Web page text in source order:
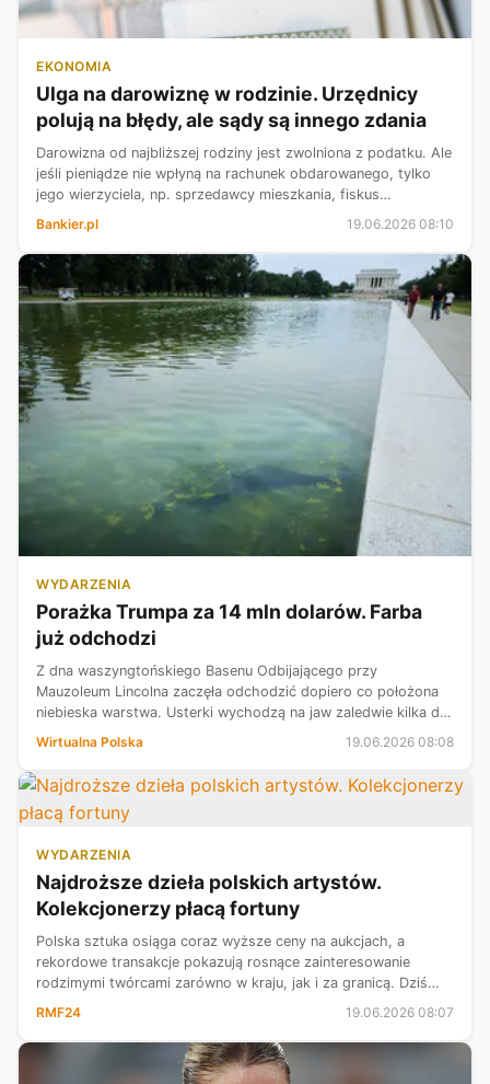
EKONOMIA
Ulga na darowiznę w rodzinie. Urzędnicy
polują na błędy, ale sądy są innego zdania
Darowizna od najbliższej rodziny jest zwolniona z podatku. Ale
jeśli pieniądze nie wpłyną na rachunek obdarowanego, tylko
jego wierzyciela, np. sprzedawcy mieszkania, fiskus
zakwestionuje ulgę. Sądy są w tej sprawie innego zdania -
czytamy w piątkowe...
Bankier.pl 19.06.2026 08:10
WYDARZENIA
Porażka Trumpa za 14 mln dolarów. Farba
już odchodzi
Z dna waszyngtońskiego Basenu Odbijającego przy
Mauzoleum Lincolna zaczęła odchodzić dopiero co położona
niebieska warstwa. Usterki wychodzą na jaw zaledwie kilka dni
Wirtualna Polska 19.06.2026 08:08
WYDARZENIA
Najdroższe dzieła polskich artystów.
Kolekcjonerzy płacą fortuny
Polska sztuka osiąga coraz wyższe ceny na aukcjach, a
rekordowe transakcje pokazują rosnące zainteresowanie
rodzimymi twórcami zarówno w kraju, jak i za granicą. Dziś
RMF24 19.06.2026 08:07